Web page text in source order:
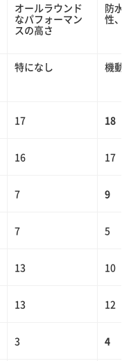
オールラウンド
なパフォーマン
スの高さ
防水性
性、耐
特になし 機動性
17 18
16 17
7 9
7 5
13 10
13 12
3 4